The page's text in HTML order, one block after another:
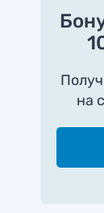
на